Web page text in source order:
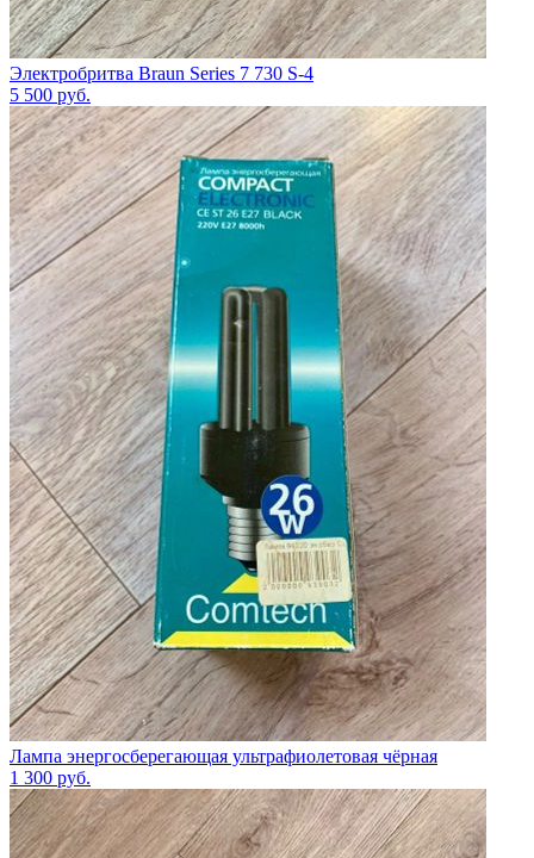
Электробритва Braun Series 7 730 S-4
5 500 руб.
Лампа энергосберегающая ультрафиолетовая чёрная
1 300 руб.